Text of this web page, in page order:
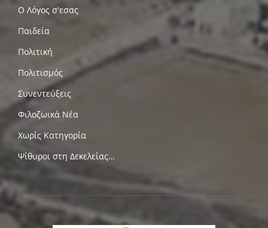
Ο Λόγος σ'εσας
Παιδεία
Πολιτική
Πολιτισμός
Συνεντεύξεις
Φιλοζωικά Νέα
Χωρίς Κατηγορία
Ψίθυροι στη Δεκελείας…